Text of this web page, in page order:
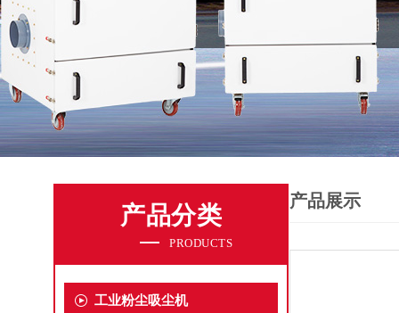
产品分类
PRODUCTS
工业粉尘吸尘机
产品展示